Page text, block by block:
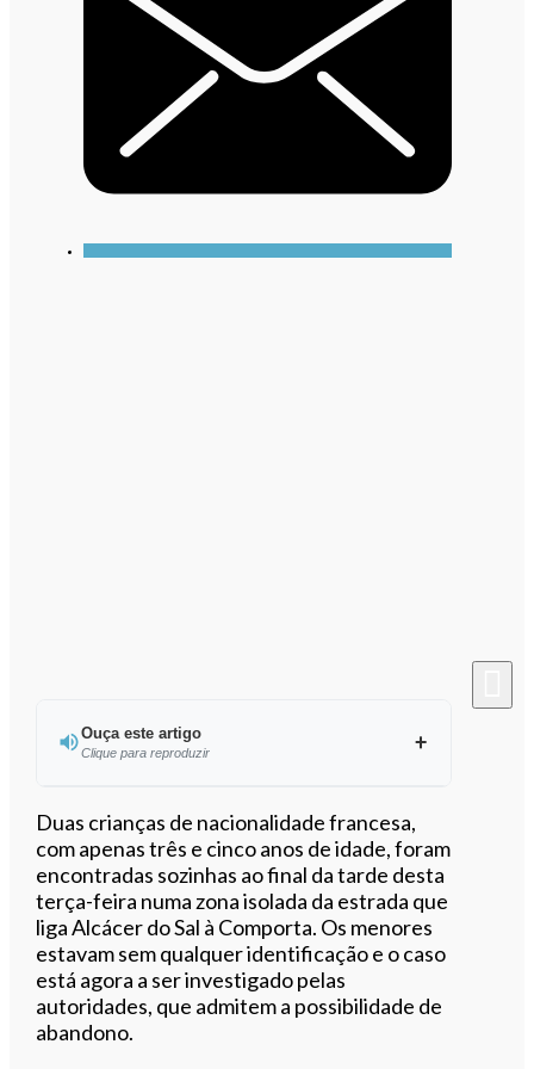
Ouça este artigo
Clique para reproduzir
0:00/1:43
Duas crianças de nacionalidade francesa,
com apenas três e cinco anos de idade, foram
encontradas sozinhas ao final da tarde desta
terça-feira numa zona isolada da estrada que
liga Alcácer do Sal à Comporta. Os menores
estavam sem qualquer identificação e o caso
está agora a ser investigado pelas
autoridades, que admitem a possibilidade de
abandono.